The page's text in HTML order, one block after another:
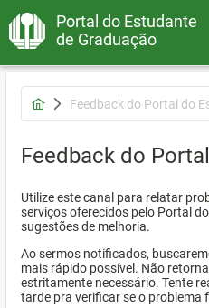
Portal do Estudante
de Graduação
Feedback do Portal do
Feedback do
Utilize este canal para relatar
serviços oferecidos pelo Portal
sugestões de melhoria.
Ao sermos notificados,
mais rápido possível. Não
estritamente necessário. Tente
tarde pra verificar se o problema